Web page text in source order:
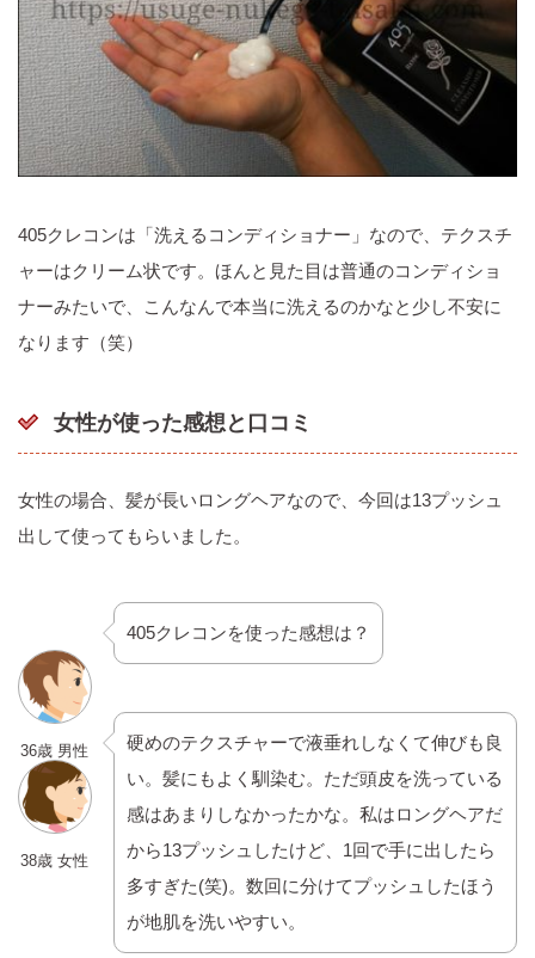
405クレコンは「洗えるコンディショナー」なので、テクスチ
ャーはクリーム状です。ほんと見た目は普通のコンディショ
ナーみたいで、こんなんで本当に洗えるのかなと少し不安に
なります（笑）
女性が使った感想と口コミ
女性の場合、髪が長いロングヘアなので、今回は13プッシュ
出して使ってもらいました。
36歳 男性
405クレコンを使った感想は？
38歳 女性
硬めのテクスチャーで液垂れしなくて伸びも良
い。髪にもよく馴染む。ただ頭皮を洗っている
感はあまりしなかったかな。私はロングヘアだ
から13プッシュしたけど、1回で手に出したら
多すぎた(笑)。数回に分けてプッシュしたほう
が地肌を洗いやすい。